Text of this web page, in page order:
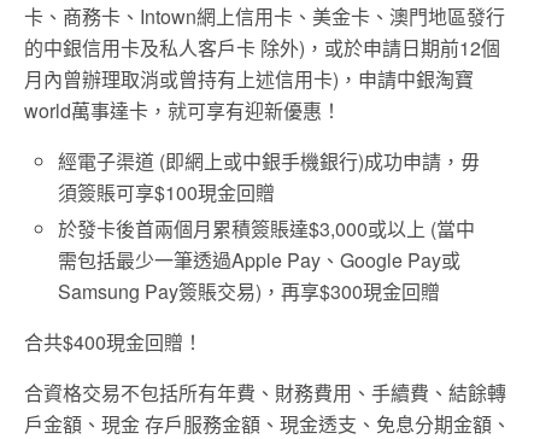
卡、商務卡、Intown網上信用卡、美金卡、澳門地區發行
的中銀信用卡及私人客戶卡 除外)，或於申請日期前12個
月內曾辦理取消或曾持有上述信用卡)，申請中銀淘寶
world萬事達卡，就可享有迎新優惠！
經電子渠道 (即網上或中銀手機銀行)成功申請，毋
須簽賬可享$100現金回贈
於發卡後首兩個月累積簽賬達$3,000或以上 (當中
需包括最少一筆透過Apple Pay、Google Pay或
Samsung Pay簽賬交易)，再享$300現金回贈
合共$400現金回贈！
合資格交易不包括所有年費、財務費用、手續費、結餘轉
戶金額、現金 存戶服務金額、現金透支、免息分期金額、